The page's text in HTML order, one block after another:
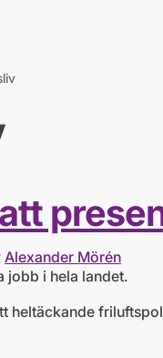
Alexander Mörén
jobb i hela landet.
heltäckande